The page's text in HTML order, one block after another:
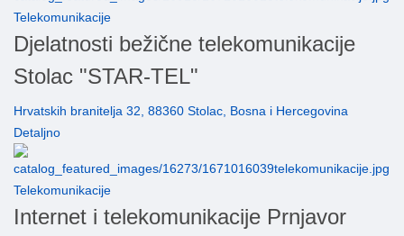
Telekomunikacije
Djelatnosti bežične telekomunikacije
Stolac "STAR-TEL"
Hrvatskih branitelja 32, 88360 Stolac, Bosna i Hercegovina
Detaljno
Telekomunikacije
Internet i telekomunikacije Prnjavor